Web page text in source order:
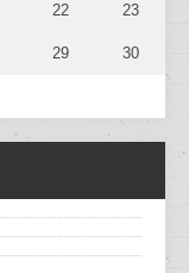
22 23
29 30